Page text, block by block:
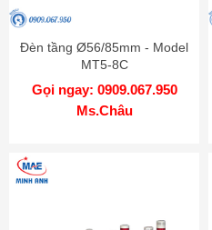
Đèn tầng Ø56/85mm - Model
MT5-8C
Gọi ngay: 0909.067.950
Ms.Châu